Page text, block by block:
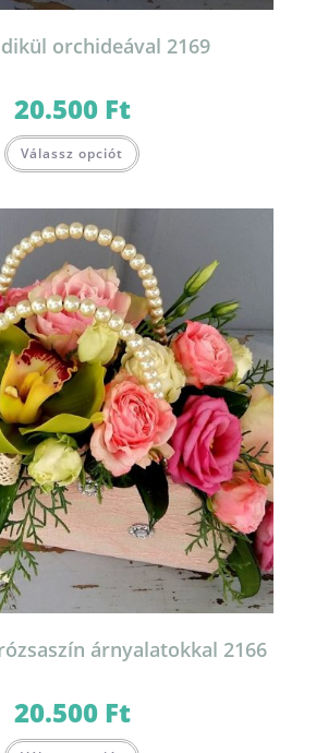
orchideával 2169
20.500 Ft
Válassz opciót
árnyalatokkal 2166
20.500 Ft